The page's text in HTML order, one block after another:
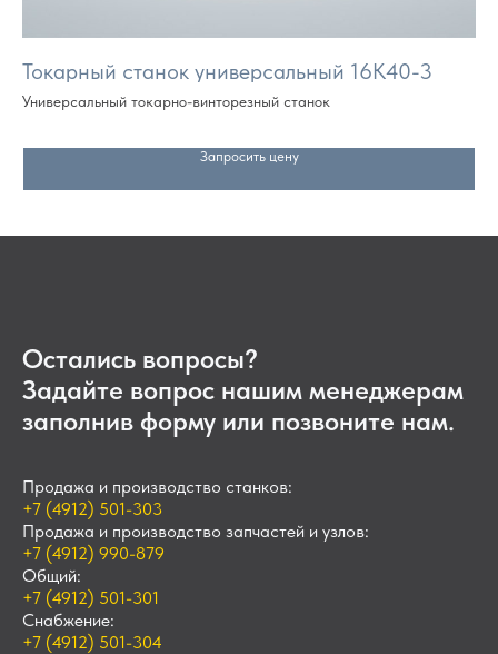
Токарный станок универсальный 16К40-3
Универсальный токарно-винторезный станок
Запросить цену
Остались вопросы?
Задайте вопрос нашим менеджерам
заполнив форму или позвоните нам.
Продажа и производство станков:
+7 (4912) 501-303
Продажа и производство запчастей и узлов:
+7 (4912) 990-879
Общий:
+7 (4912) 501-301
Снабжение:
+7 (4912) 501-304